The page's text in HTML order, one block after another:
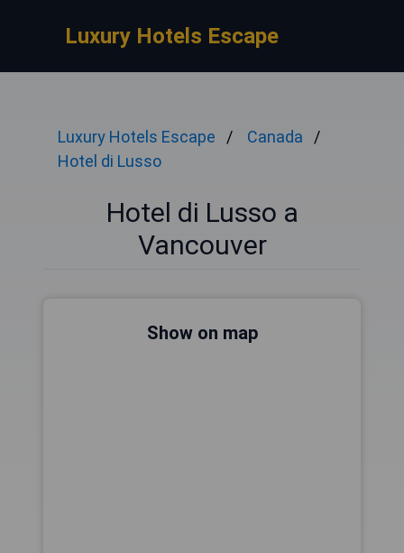
Luxury Hotels Escape
Luxury Hotels Escape
Canada
Hotel di Lusso
Hotel di Lusso a
Vancouver
Show on map